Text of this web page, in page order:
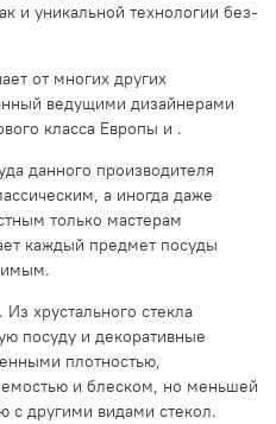
и уникальной технологии без-
от многих других
ведущими дизайнерами
класса Европы и .
данного производителя
а иногда даже
только мастерам
каждый предмет посуды
хрустального стекла
посуду и декоративные
плотностью,
и блеском, но меньшей
с другими видами стекол.